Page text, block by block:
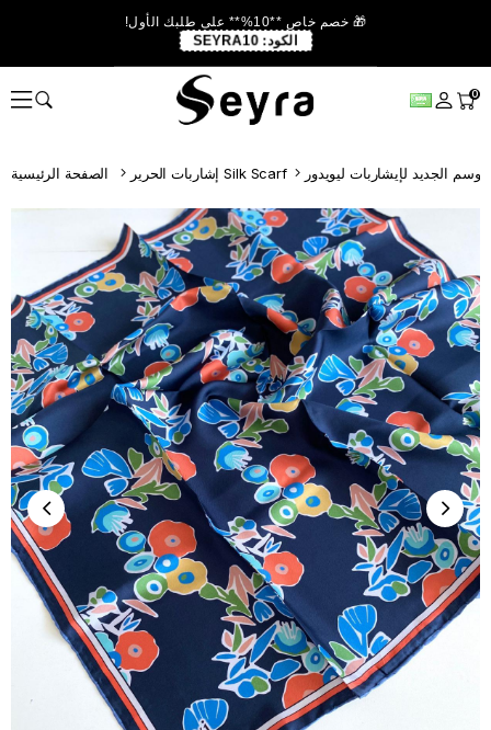
🎁 خصم خاص **10%** على طلبك الأول!
الكود: SEYRA10
0
إشاربات الحرير Silk Scarf